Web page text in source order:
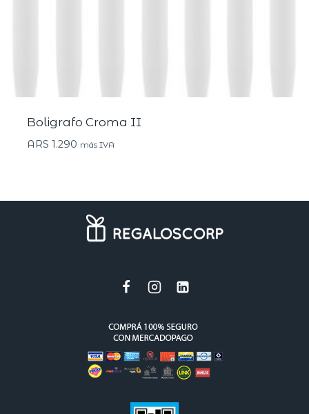
Boligrafo Croma II
ARS 1.290 más IVA